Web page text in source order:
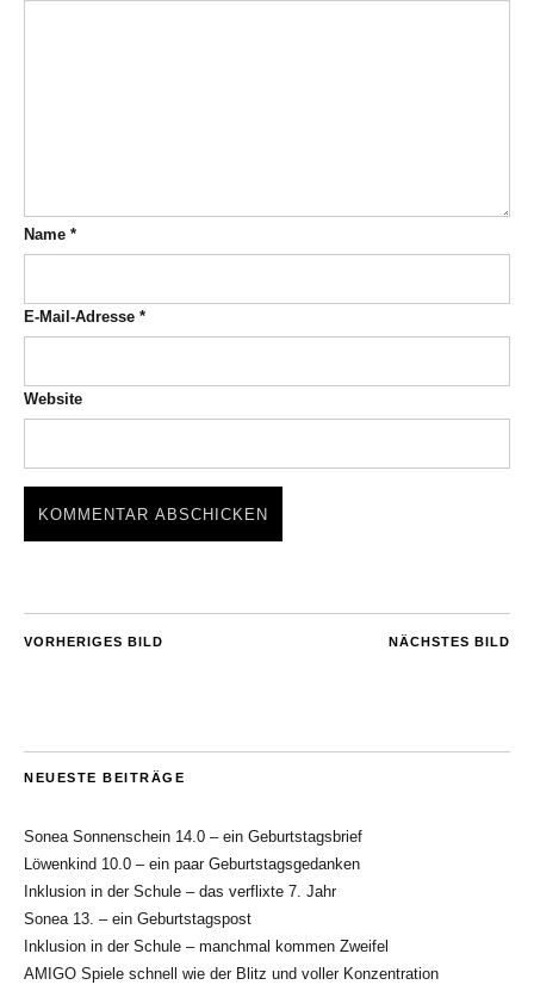
Name *
E-Mail-Adresse *
Website
NÄCHSTES BILD
VORHERIGES BILD
NEUESTE BEITRÄGE
Sonea Sonnenschein 14.0 – ein Geburtstagsbrief
Löwenkind 10.0 – ein paar Geburtstagsgedanken
Inklusion in der Schule – das verflixte 7. Jahr
Sonea 13. – ein Geburtstagspost
Inklusion in der Schule – manchmal kommen Zweifel
AMIGO Spiele schnell wie der Blitz und voller Konzentration